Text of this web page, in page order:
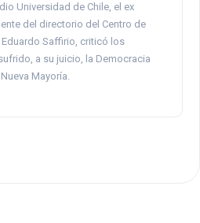
Universidad de Chile, el ex
del directorio del Centro de
Saffirio, criticó los
a su juicio, la Democracia
Mayoría.